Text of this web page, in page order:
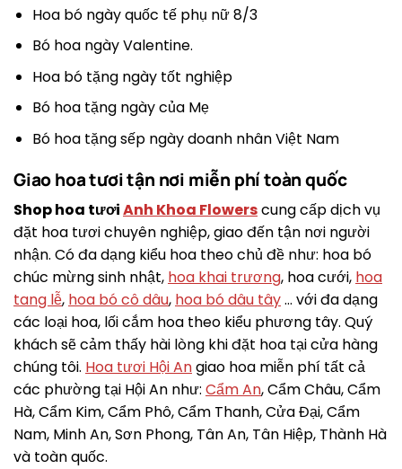
Hoa bó ngày quốc tế phụ nữ 8/3
Bó hoa ngày Valentine.
Hoa bó tặng ngày tốt nghiệp
Bó hoa tặng ngày của Mẹ
Bó hoa tặng sếp ngày doanh nhân Việt Nam
Giao hoa tươi tận nơi miễn phí toàn quốc
Shop hoa tươiAnh Khoa Flowerscung cấp dịch vụ
đặt hoa tươi chuyên nghiệp, giao đến tận nơi người
nhận. Có đa dạng kiểu hoa theo chủ đề như: hoa bó
chúc mừng sinh nhật, hoa khai trương, hoa cưới, hoa
tang lễ, hoa bó cô dâu, hoa bó dâu tây… với đa dạng
các loại hoa, lối cắm hoa theo kiểu phương tây. Quý
khách sẽ cảm thấy hài lòng khi đặt hoa tại cửa hàng
chúng tôi. Hoa tươi Hội Angiao hoa miễn phí tất cả
các phường tại Hội An như: Cẩm An, Cẩm Châu, Cẩm
Hà, Cẩm Kim, Cẩm Phô, Cẩm Thanh, Cửa Đại, Cẩm
Nam, Minh An, Sơn Phong, Tân An, Tân Hiệp, Thành Hà
và toàn quốc.